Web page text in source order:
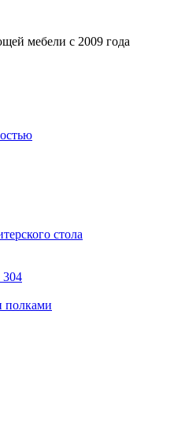
мебели с 2009 года
стола
полками